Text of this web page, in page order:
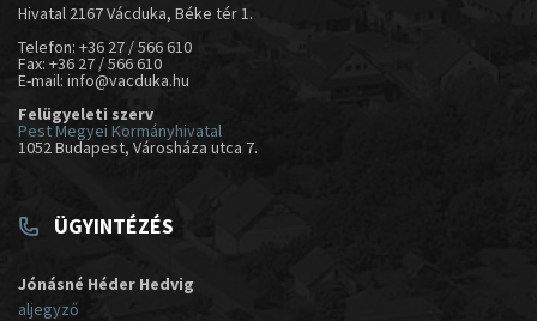
Hivatal 2167 Vácduka, Béke tér 1.
Telefon: +36 27 / 566 610
Fax: +36 27 / 566 610
E-mail: info@vacduka.hu
Felügyeleti szerv
Pest Megyei Kormányhivatal
1052 Budapest, Városháza utca 7.
ÜGYINTÉZÉS
Jónásné Héder Hedvig
aljegyző